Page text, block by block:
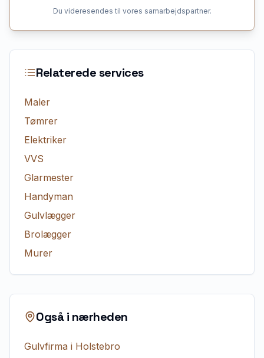
Du videresendes til vores samarbejdspartner.
Relaterede services
Maler
Tømrer
Elektriker
VVS
Glarmester
Handyman
Gulvlægger
Brolægger
Murer
Også i nærheden
Gulvfirma i Holstebro